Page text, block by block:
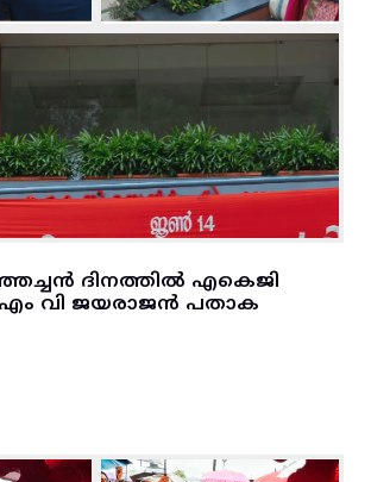
ദിനത്തിൽ എകെജി
വി ജയരാജൻ പതാക